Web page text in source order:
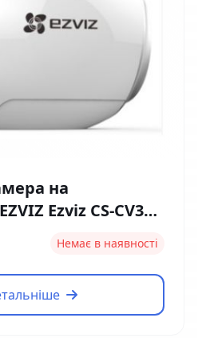
на
Ezviz CS-CV316
Немає в наявності